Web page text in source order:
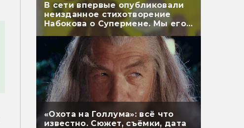
В сети впервые опубликовали
неизданное стихотворение
Набокова о Супермене. Мы его
перевели
«Охота на Голлума»: всё что
известно. Сюжет, съёмки, дата